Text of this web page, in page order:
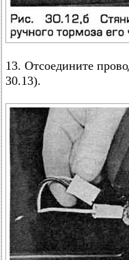
13. Отсоедините
30.13).